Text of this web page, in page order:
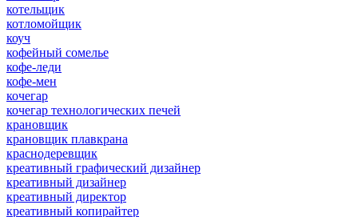
котельщик
котломойщик
коуч
кофейный сомелье
кофе-леди
кофе-мен
кочегар
кочегар технологических печей
крановщик
крановщик плавкрана
краснодеревщик
креативный графический дизайнер
креативный дизайнер
креативный директор
креативный копирайтер